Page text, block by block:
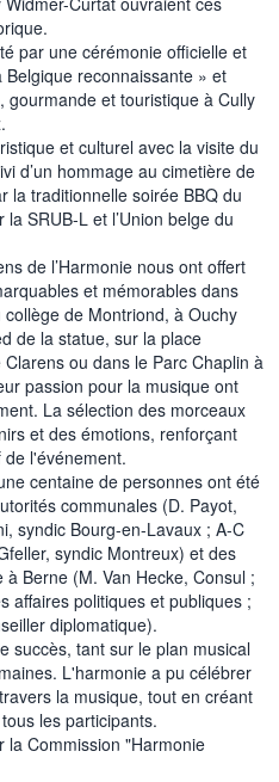
par une cérémonie officielle et
reconnaissante » et
gourmande et touristique à Cully
et culturel avec la visite du
d’un hommage au cimetière de
la traditionnelle soirée BBQ du
SRUB-L et l’Union belge du
de l’Harmonie nous ont offert
et mémorables dans
de Montriond, à Ouchy
de la statue, sur la place
ou dans le Parc Chaplin à
passion pour la musique ont
La sélection des morceaux
et des émotions, renforçant
l'événement.
centaine de personnes ont été
communales (D. Payot,
syndic Bourg-en-Lavaux ; A-C
syndic Montreux) et des
Berne (M. Van Hecke, Consul ;
affaires politiques et publiques ;
diplomatique).
succès, tant sur le plan musical
L'harmonie a pu célébrer
la musique, tout en créant
les participants.
la Commission "Harmonie